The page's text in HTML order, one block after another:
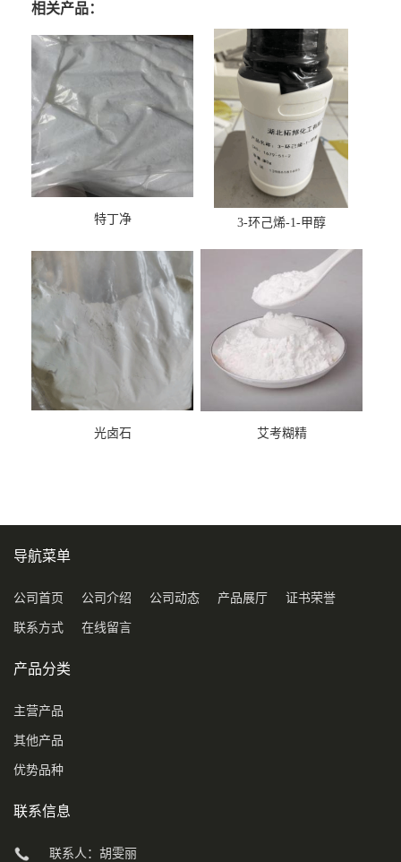
相关产品：
特丁净 3-环己烯-1-甲醇
光卤石 艾考糊精
导航菜单
公司首页 公司介绍 公司动态 产品展厅 证书荣誉
联系方式 在线留言
产品分类
主营产品
其他产品
优势品种
联系信息
联系人：胡雯丽